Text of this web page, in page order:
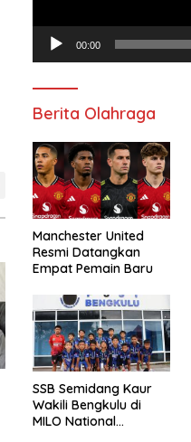
00:00
Berita Olahraga
Manchester United
Resmi Datangkan
Empat Pemain Baru
SSB Semidang Kaur
Wakili Bengkulu di
MILO National